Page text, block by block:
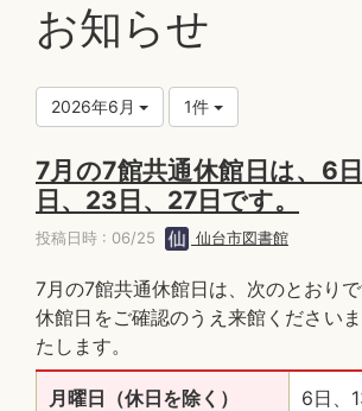
お知らせ
2026年6月 1件
7月の7館共通休館日は、6
日、23日、27日です。
投稿日時 : 06/25 仙台市図書館
7月の7館共通休館日は、次のとおりで
休館日をご確認のうえ来館ください
たします。
月曜日（休日を除く） 6日、